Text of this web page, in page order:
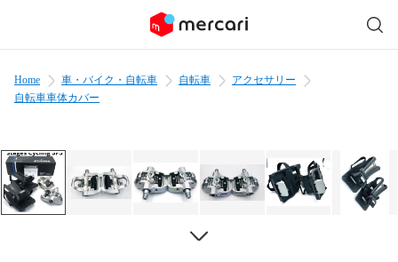
Home 車・バイク・自転車 自転車
アクセサリー
自転車車体カバー